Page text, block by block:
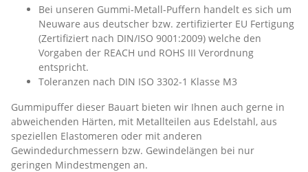
Bei unseren Gummi-Metall-Puffern handelt es sich um
Neuware aus deutscher bzw. zertifizierter EU Fertigung
(Zertifiziert nach DIN/ISO 9001:2009) welche den
Vorgaben der REACH und ROHS III Verordnung
entspricht.
Toleranzen nach DIN ISO 3302-1 Klasse M3
Gummipuffer dieser Bauart bieten wir Ihnen auch gerne in
abweichenden Härten, mit Metallteilen aus Edelstahl, aus
speziellen Elastomeren oder mit anderen
Gewindedurchmessern bzw. Gewindelängen bei nur
geringen Mindestmengen an.